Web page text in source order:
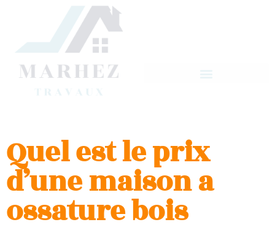
Quel est le prix
d’une maison a
ossature bois